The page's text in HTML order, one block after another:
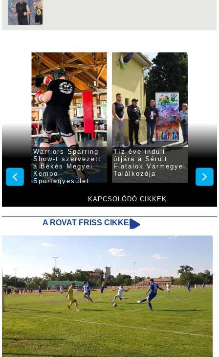
KAPCSOLÓDÓ CIKKEK
a
Warriors Sparring
Show-t szervezett
a Békés Megyei
Kempo
Sportegyesület
Tíz éve indult
útjára a Sérült
Fiatalok Vármegyei
Találkozója
Night
gyulai
A ROVAT FRISS CIKKEI